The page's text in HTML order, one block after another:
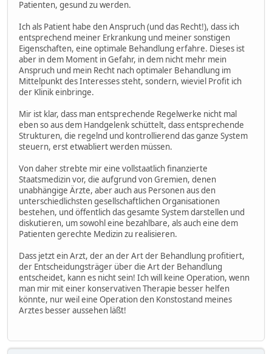
Patienten, gesund zu werden.
Ich als Patient habe den Anspruch (und das Recht!), dass ich
entsprechend meiner Erkrankung und meiner sonstigen
Eigenschaften, eine optimale Behandlung erfahre. Dieses ist
aber in dem Moment in Gefahr, in dem nicht mehr mein
Anspruch und mein Recht nach optimaler Behandlung im
Mittelpunkt des Interesses steht, sondern, wieviel Profit ich
der Klinik einbringe.
Mir ist klar, dass man entsprechende Regelwerke nicht mal
eben so aus dem Handgelenk schüttelt, dass entsprechende
Strukturen, die regelnd und kontrollierend das ganze System
steuern, erst etwabliert werden müssen.
Von daher strebte mir eine vollstaatlich finanzierte
Staatsmedizin vor, die aufgrund von Gremien, denen
unabhängige Ärzte, aber auch aus Personen aus den
unterschiedlichsten gesellschaftlichen Organisationen
bestehen, und öffentlich das gesamte System darstellen und
diskutieren, um sowohl eine bezahlbare, als auch eine dem
Patienten gerechte Medizin zu realisieren.
Dass jetzt ein Arzt, der an der Art der Behandlung profitiert,
der Entscheidungsträger über die Art der Behandlung
entscheidet, kann es nicht sein! Ich will keine Operation, wenn
man mir mit einer konservativen Therapie besser helfen
könnte, nur weil eine Operation den Konstostand meines
Arztes besser aussehen läßt!